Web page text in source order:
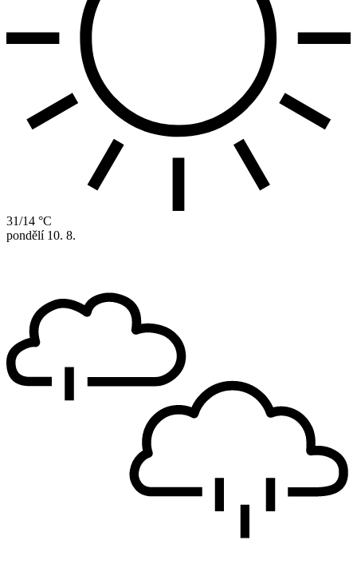
31/14 °C
pondělí 10. 8.